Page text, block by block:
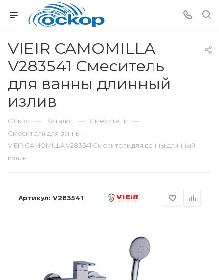
VIEIR CAMOMILLA
V283541 Смеситель
для ванны длинный
излив
Оскор — Каталог — Смесители —
Смесители для ванны —
VIEIR CAMOMILLA V283541 Смеситель для ванны длинный
излив
Артикул: V283541